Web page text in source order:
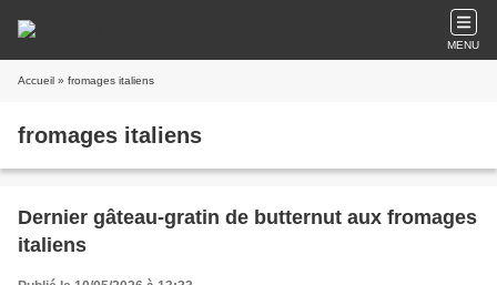
MENU
Accueil » fromages italiens
fromages italiens
Dernier gâteau-gratin de butternut aux fromages
italiens